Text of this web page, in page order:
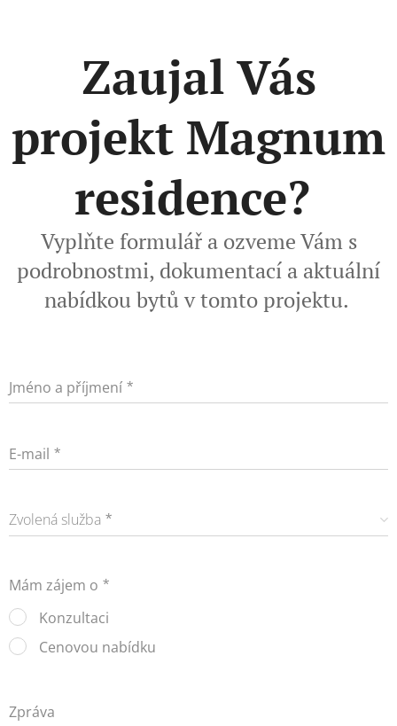
Zaujal Vás
projekt Magnum
residence?
Vyplňte formulář a ozveme Vám s
podrobnostmi, dokumentací a aktuální
nabídkou bytů v tomto projektu.
Jméno a příjmení
E-mail
Zvolená služba
Mám zájem o
Konzultaci
Cenovou nabídku
Zpráva